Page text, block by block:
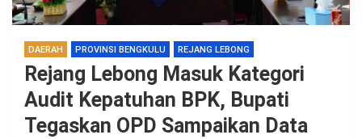
DAERAH PROVINSI BENGKULU REJANG LEBONG
Rejang Lebong Masuk Kategori
Audit Kepatuhan BPK, Bupati
Tegaskan OPD Sampaikan Data